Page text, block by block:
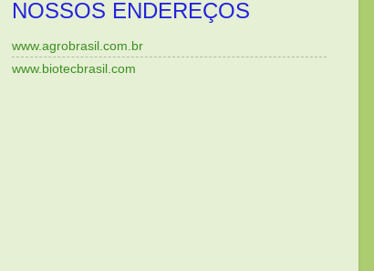
NOSSOS ENDEREÇOS
www.agrobrasil.com.br
www.biotecbrasil.com